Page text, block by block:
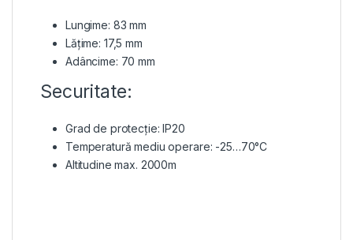
Lungime: 83 mm
Lățime: 17,5 mm
Adâncime: 70 mm
Securitate:
Grad de protecție: IP20
Temperatură mediu operare: -25…70°C
Altitudine max. 2000m